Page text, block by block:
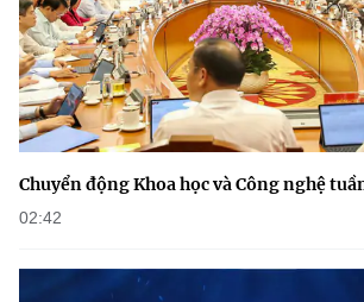
Chuyển động Khoa học và Công nghệ
02:42